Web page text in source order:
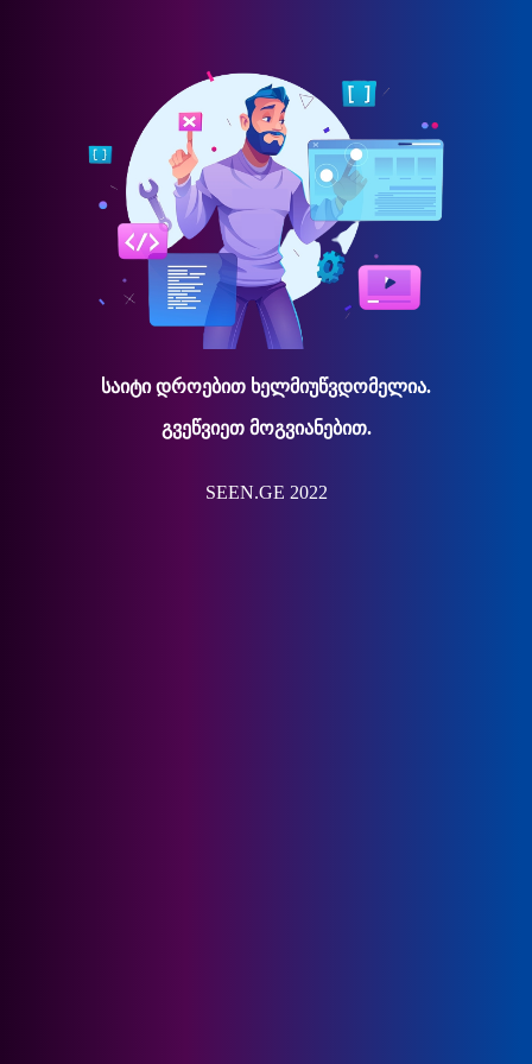
საიტი დროებით ხელმიუწვდომელია.
გვეწვიეთ მოგვიანებით.
SEEN.GE 2022